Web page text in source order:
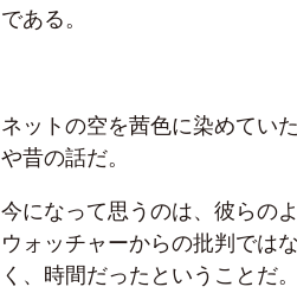
である。
ネットの空を茜色に染めてい
や昔の話だ。
今になって思うのは、彼らの
ウォッチャーからの批判では
く、時間だったということだ。